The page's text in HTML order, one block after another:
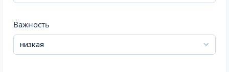
Важность